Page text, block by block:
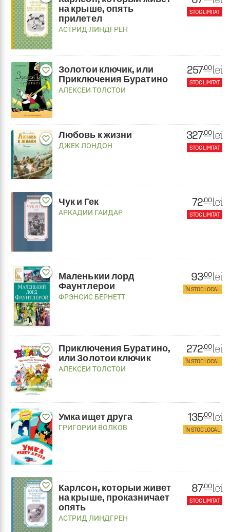
на крыше, опять
прилетел
АСТРИД ЛИНДГРЕН
STOC LIMITAT
favorite_border
Золотои ключик, или
Приключения Буратино
АЛЕКСЕИ ТОЛСТОИ
257.00 lei
STOC LIMITAT
favorite_border Любовь к жизни
ДЖЕК ЛОНДОН
327.00 lei
STOC LIMITAT
favorite_border Чук и Гек
АРКАДИИ ГАИДАР
72.00 lei
STOC LIMITAT
favorite_border
Маленькии лорд
Фаунтлерои
ФРЭНСИС БЕРНЕТТ
93.00 lei
ÎN STOC LOCAL
favorite_border
Приключения Буратино,
или Золотои ключик
АЛЕКСЕИ ТОЛСТОИ
272.00 lei
ÎN STOC LOCAL
favorite_border Умка ищет друга
ГРИГОРИИ ВОЛКОВ
135.00 lei
ÎN STOC LOCAL
favorite_border
Карлсон, которыи живет
на крыше, проказничает
опять
АСТРИД ЛИНДГРЕН
87.00 lei
STOC LIMITAT